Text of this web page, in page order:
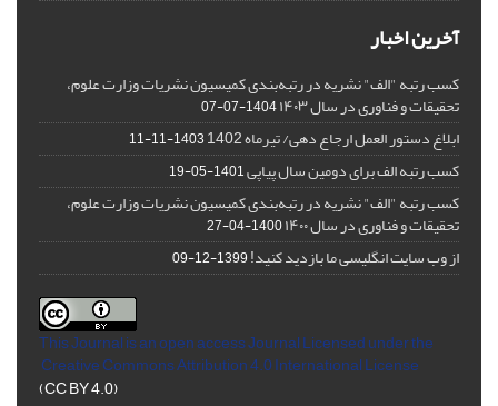
آخرین اخبار
کسب رتبه "الف" نشریه در رتبه‌بندی کمیسیون نشریات وزارت علوم،
تحقیقات و فناوری در سال ۱۴۰۳ 1404-07-07
ابلاغ دستور العمل ارجاع دهی/ تیرماه 1402 1403-11-11
کسب رتبه الف برای دومین سال پیاپی1401-05-19
کسب رتبه "الف" نشریه در رتبه‌بندی کمیسیون نشریات وزارت علوم،
تحقیقات و فناوری در سال ۱۴۰۰ 1400-04-27
از وب سایت انگلیسی ما بازدید کنید!1399-12-09
This Journal is an open access Journal Licensedunder the
Creative Commons Attribution 4.0 International License
(CC BY 4.0)